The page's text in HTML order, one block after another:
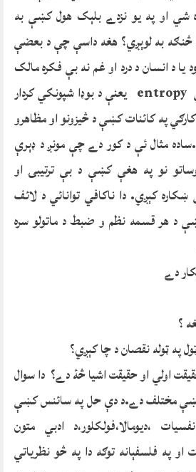
شي او په يو نزدے بلېک هول کښې به
څنګه به لوېږي؟ هغه داسې چې د بعضې
يا د انسان د درد او غم نه بې فکره مالک
نعوذوبالله منها يا ناکارګي entropy يعنې د بوډا شپونکي کردار
په کائنات کښې د څيزونو او مظاهرو
مثال ئې د کور دے چې مونږ د ډېرې
نو په هغې کښې د بې ترتيبۍ او
کېږي. دا ناکافي توانائي د لائف
د هر قسمه نظم و ضبط د ماتولو سره
دے
؟
په ټوله نقصان د چا کېږي؟
اولي او حقيقت اشيا څۀ دے؟ دا سوال
کښې مختلف دے.د دې حل په سائنس کښې
،ديومالا،فولکلور،د ادبي متون
او په فلسفېانه توګه دا په څو نظرياتي